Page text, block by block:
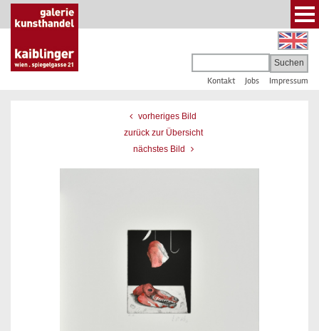
Kontakt Jobs Impressum
vorheriges Bild
zurück zur Übersicht
nächstes Bild